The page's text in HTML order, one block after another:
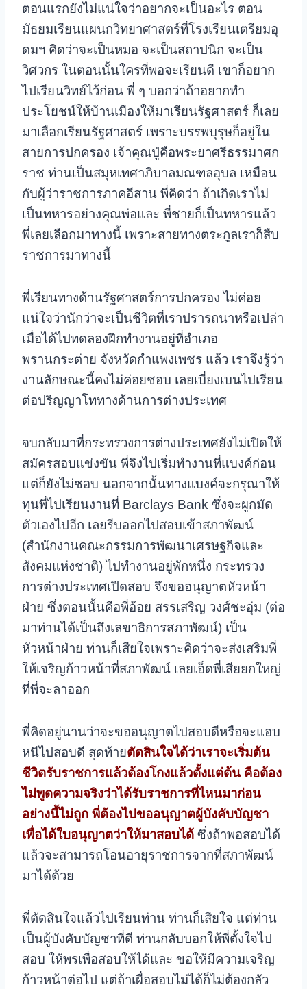
ตอนแรกยังไม่แน่ใจว่าอยากจะเป็นอะไร ตอน
มัธยมเรียนแผนกวิทยาศาสตร์ที่โรงเรียนเตรียมอุ
ดมฯ คิดว่าจะเป็นหมอ จะเป็นสถาปนิก จะเป็น
วิศวกร ในตอนนั้นใครที่พอจะเรียนดี เขาก็อยาก
ไปเรียนวิทย์ไว้ก่อน พี่ ๆ บอกว่าถ้าอยากทำ
ประโยชน์ให้บ้านเมืองให้มาเรียนรัฐศาสตร์ ก็เลย
มาเลือกเรียนรัฐศาสตร์ เพราะบรรพบุรุษก็อยู่ใน
สายการปกครอง เจ้าคุณปู่คือพระยาศรีธรรมาศก
ราช ท่านเป็นสมุหเทศาภิบาลมณฑลอุบล เหมือน
กับผู้ว่าราชการภาคอีสาน พี่คิดว่า ถ้าเกิดเราไม่
เป็นทหารอย่างคุณพ่อและ พี่ชายก็เป็นทหารแล้ว
พี่เลยเลือกมาทางนี้ เพราะสายทางตระกูลเราก็สืบ
ราชการมาทางนี้
พี่เรียนทางด้านรัฐศาสตร์การปกครอง ไม่ค่อย
แน่ใจว่านักว่าจะเป็นชีวิตที่เราปรารถนาหรือเปล่า
เมื่อได้ไปทดลองฝึกทำงานอยู่ที่อำเภอ
พรานกระต่าย จังหวัดกำแพงเพชร แล้ว เราจึงรู้ว่า
งานลักษณะนี้คงไม่ค่อยชอบ เลยเบี่ยงเบนไปเรียน
ต่อปริญญาโททางด้านการต่างประเทศ
จบกลับมาที่กระทรวงการต่างประเทศยังไม่เปิดให้
สมัครสอบแข่งขัน พี่จึงไปเริ่มทำงานที่แบงค์ก่อน
แต่ก็ยังไม่ชอบ นอกจากนั้นทางแบงค์จะกรุณาให้
ทุนพี่ไปเรียนงานที่ Barclays Bank ซึ่งจะผูกมัด
ตัวเองไปอีก เลยรีบออกไปสอบเข้าสภาพัฒน์
(สำนักงานคณะกรรมการพัฒนาเศรษฐกิจและ
สังคมแห่งชาติ) ไปทำงานอยู่พักหนึ่ง กระทรวง
การต่างประเทศเปิดสอบ จึงขออนุญาตหัวหน้า
ฝ่าย ซึ่งตอนนั้นคือพี่อ้อย สรรเสริญ วงศ์ชะอุ่ม (ต่อ
มาท่านได้เป็นถึงเลขาธิการสภาพัฒน์) เป็น
หัวหน้าฝ่าย ท่านก็เสียใจเพราะคิดว่าจะส่งเสริมพี่
ให้เจริญก้าวหน้าที่สภาพัฒน์ เลยเอ็ดพี่เสียยกใหญ่
ที่พี่จะลาออก
พี่คิดอยู่นานว่าจะขออนุญาตไปสอบดีหรือจะแอบ
หนีไปสอบดี สุดท้ายตัดสินใจได้ว่าเราจะเริ่มต้น
ชีวิตรับราชการแล้วต้องโกงแล้วตั้งแต่ต้น คือต้อง
ไม่พูดความจริงว่าได้รับราชการที่ไหนมาก่อน
อย่างนี้ไม่ถูก พี่ต้องไปขออนุญาตผู้บังคับบัญชา
เพื่อได้ใบอนุญาตว่าให้มาสอบได้ ซึ่งถ้าพอสอบได้
แล้วจะสามารถโอนอายุราชการจากที่สภาพัฒน์
มาได้ด้วย
พี่ตัดสินใจแล้วไปเรียนท่าน ท่านก็เสียใจ แต่ท่าน
เป็นผู้บังคับบัญชาที่ดี ท่านกลับบอกให้พี่ตั้งใจไป
สอบ ให้พรเพื่อสอบให้ได้และ ขอให้มีความเจริญ
ก้าวหน้าต่อไป แต่ถ้าเผื่อสอบไม่ได้ก็ไม่ต้องกลัว